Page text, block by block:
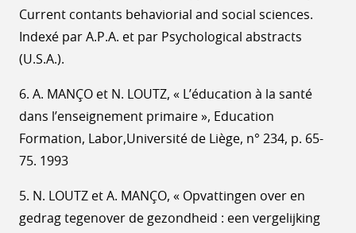
Current contants behaviorial and social sciences.
Indexé par A.P.A. et par Psychological abstracts
(U.S.A.).
6. A. MANÇO et N. LOUTZ, « L’éducation à la santé
dans l’enseignement primaire », Education
Formation, Labor,Université de Liège, n° 234, p. 65-
75. 1993
5. N. LOUTZ et A. MANÇO, « Opvattingen over en
gedrag tegenover de gezondheid : een vergelijking